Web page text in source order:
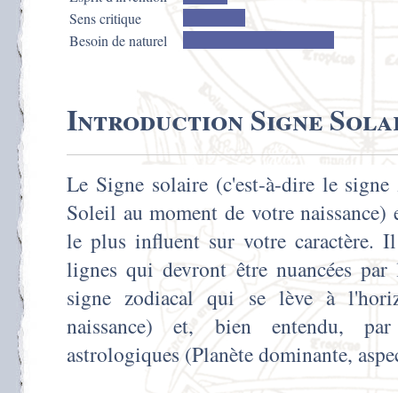
Sens critique
Besoin de naturel
Introduction Signe
Le Signe solaire (c'est-à-dire le
Soleil au moment de votre naissance)
le plus influent sur votre caractère.
lignes qui devront être nuancées
signe zodiacal qui se lève à
naissance) et, bien entendu,
astrologiques (Planète dominante,